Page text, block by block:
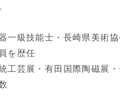
一級技能士・長崎県美術協
を歴任
工芸展・有田国際陶磁展